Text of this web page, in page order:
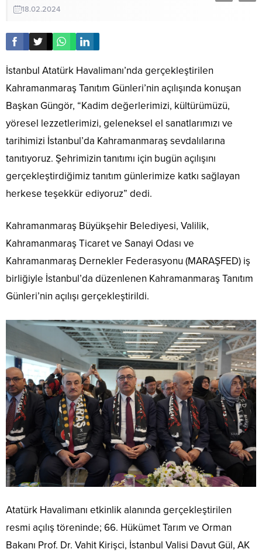
18.02.2024
İstanbul Atatürk Havalimanı’nda gerçekleştirilen
Kahramanmaraş Tanıtım Günleri’nin açılışında konuşan
Başkan Güngör, “Kadim değerlerimizi, kültürümüzü,
yöresel lezzetlerimizi, geleneksel el sanatlarımızı ve
tarihimizi İstanbul’da Kahramanmaraş sevdalılarına
tanıtıyoruz. Şehrimizin tanıtımı için bugün açılışını
gerçekleştirdiğimiz tanıtım günlerimize katkı sağlayan
herkese teşekkür ediyoruz” dedi.
Kahramanmaraş Büyükşehir Belediyesi, Valilik,
Kahramanmaraş Ticaret ve Sanayi Odası ve
Kahramanmaraş Dernekler Federasyonu (MARAŞFED) iş
birliğiyle İstanbul’da düzenlenen Kahramanmaraş Tanıtım
Günleri’nin açılışı gerçekleştirildi.
Atatürk Havalimanı etkinlik alanında gerçekleştirilen
resmi açılış töreninde; 66. Hükümet Tarım ve Orman
Bakanı Prof. Dr. Vahit Kirişci, İstanbul Valisi Davut Gül, AK